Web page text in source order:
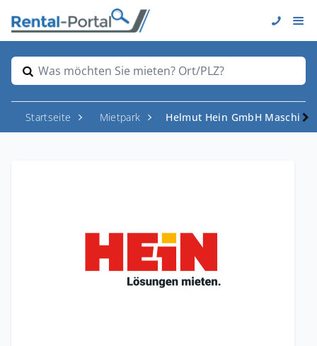
Was möchten Sie mieten? Ort/PLZ?
Startseite Mietpark Helmut Hein GmbH